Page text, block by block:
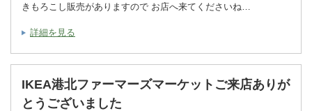
きもろこし販売がありますので お店へ来てくださいね…
詳細を見る
IKEA港北ファーマーズマーケットご来店ありが
とうございました